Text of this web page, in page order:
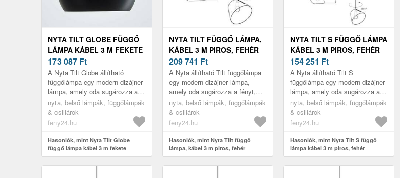
NYTA TILT GLOBE FÜGGŐ
LÁMPA KÁBEL 3 M FEKETE
173 087 Ft
A Nyta Tilt Globe állítható
függőlámpa egy modern dizájner
lámpa, amely oda sugározza a
fényt, ahová szeretné. Ezt az
alumíniumból készült árnyékol...
nyta, belső lámpák, függőlámpák
& csillárok
feny24.hu
Hasonlók, mint Nyta Tilt Globe
függő lámpa kábel 3 m fekete
NYTA TILT FÜGGŐ LÁMPA,
KÁBEL 3 M PIROS, FEHÉR
209 741 Ft
A Nyta állítható Tilt függőlámpa
egy modern dizájner lámpa,
amely oda sugározza a fényt,
ahová szeretné. Ezt az
alumíniumból készült árnyékoló
tesz...
nyta, belső lámpák, függőlámpák
& csillárok
feny24.hu
Hasonlók, mint Nyta Tilt függő
lámpa, kábel 3 m piros, fehér
NYTA TILT S FÜGGŐ LÁMPA
KÁBEL 3 M PIROS, FEHÉR
154 251 Ft
A Nyta állítható Tilt S
függőlámpa egy modern dizájner
lámpa, amely oda sugározza a
fényt, ahová szeretné. Ezt az
alumíniumból készült árnyékoló
te...
nyta, belső lámpák, függőlámpák
& csillárok
feny24.hu
Hasonlók, mint Nyta Tilt S függő
lámpa kábel 3 m piros, fehér